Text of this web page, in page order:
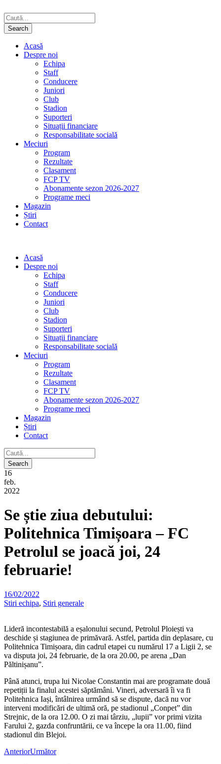
Acasă
Despre noi
Echipa
Staff
Conducere
Juniori
Club
Stadion
Suporteri
Situații financiare
Responsabilitate socială
Meciuri
Program
Rezultate
Clasament
FCP TV
Abonamente sezon 2026-2027
Programe meci
Magazin
Știri
Contact
Acasă
Despre noi
Echipa
Staff
Conducere
Juniori
Club
Stadion
Suporteri
Situații financiare
Responsabilitate socială
Meciuri
Program
Rezultate
Clasament
FCP TV
Abonamente sezon 2026-2027
Programe meci
Magazin
Știri
Contact
16
feb.
2022
Se știe ziua debutului:
Politehnica Timișoara – FC
Petrolul se joacă joi, 24
februarie!
16/02/2022
Stiri echipa, Stiri generale
Lideră incontestabilă a eșalonului secund, Petrolul Ploiești va
deschide și stagiunea de primăvară. Astfel, partida din deplasare, cu
Politehnica Timișoara, din cadrul etapei cu numărul 17 a Ligii 2, se
va disputa joi, 24 februarie, de la ora 20.00, pe arena „Dan
Păltinișanu”.
Până atunci, trupa lui Nicolae Constantin mai are programate două
repetiții la finalul acestei săptămâni. Vineri, adversară îi va fi
Politehnica Iași, întâlnirea urmând să se dispute, dacă nu vor
interveni modificări de ultimă oră, pe stadionul „Conpet” din
Strejnic, de la ora 12.00. O zi mai târziu, „lupii” vor primi vizita
Farului 2, gazda confruntării, ce va începe la ora 11.00, fiind
stadionul din Blejoi.
AnteriorUrmător